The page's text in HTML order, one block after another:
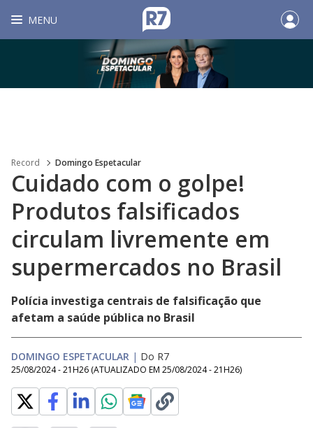
MENU
Record Domingo Espetacular
Cuidado com o golpe!
Produtos falsificados
circulam livremente em
supermercados no Brasil
Polícia investiga centrais de falsificação que
afetam a saúde pública no Brasil
DOMINGO ESPETACULAR | Do R7
25/08/2024 - 21H26 (ATUALIZADO EM 25/08/2024 - 21H26)